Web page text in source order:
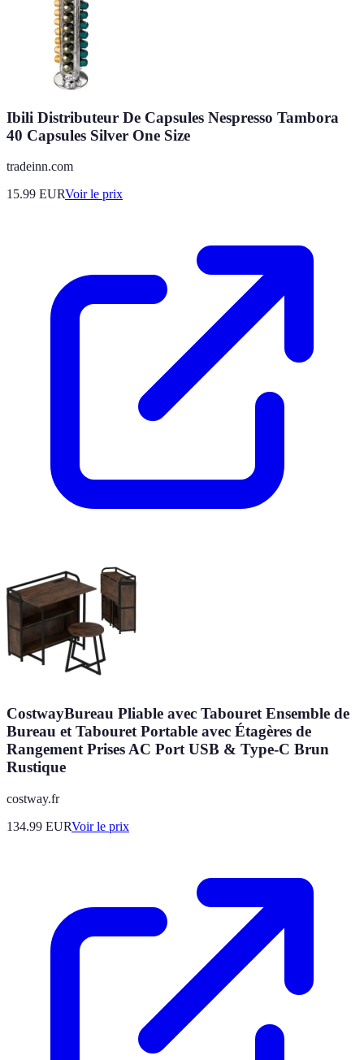
Ibili Distributeur De Capsules Nespresso Tambora
40 Capsules Silver One Size
tradeinn.com
15.99 EURVoir le prix
CostwayBureau Pliable avec Tabouret Ensemble de
Bureau et Tabouret Portable avec Étagères de
Rangement Prises AC Port USB & Type-C Brun
Rustique
costway.fr
134.99 EURVoir le prix